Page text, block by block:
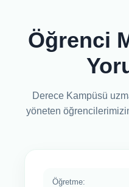
Öğrenci
Derece Kampüsü
yöneten
Öğretme: